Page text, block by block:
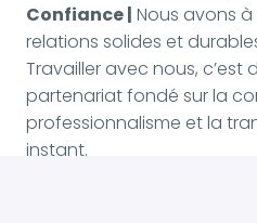
Confiance | Nous avons
relations solides et
Travailler avec nous, c’est
partenariat fondé sur la
professionnalisme et la
instant.